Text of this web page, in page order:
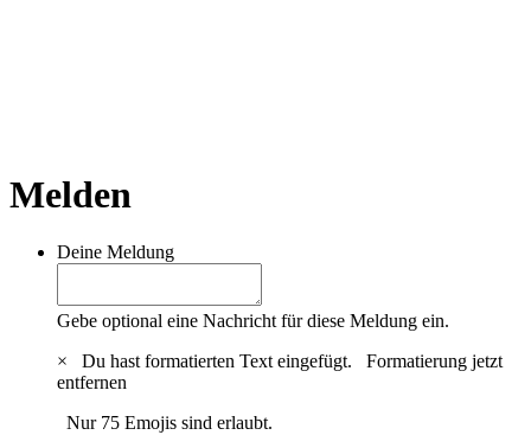
Melden
Deine Meldung
Gebe optional eine Nachricht für diese Meldung ein.
×
Du hast formatierten Text eingefügt. Formatierung jetzt
entfernen
Nur 75 Emojis sind erlaubt.